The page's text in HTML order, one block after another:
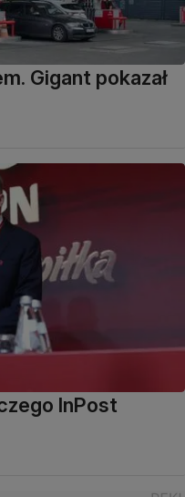
Gigant pokazał
InPost